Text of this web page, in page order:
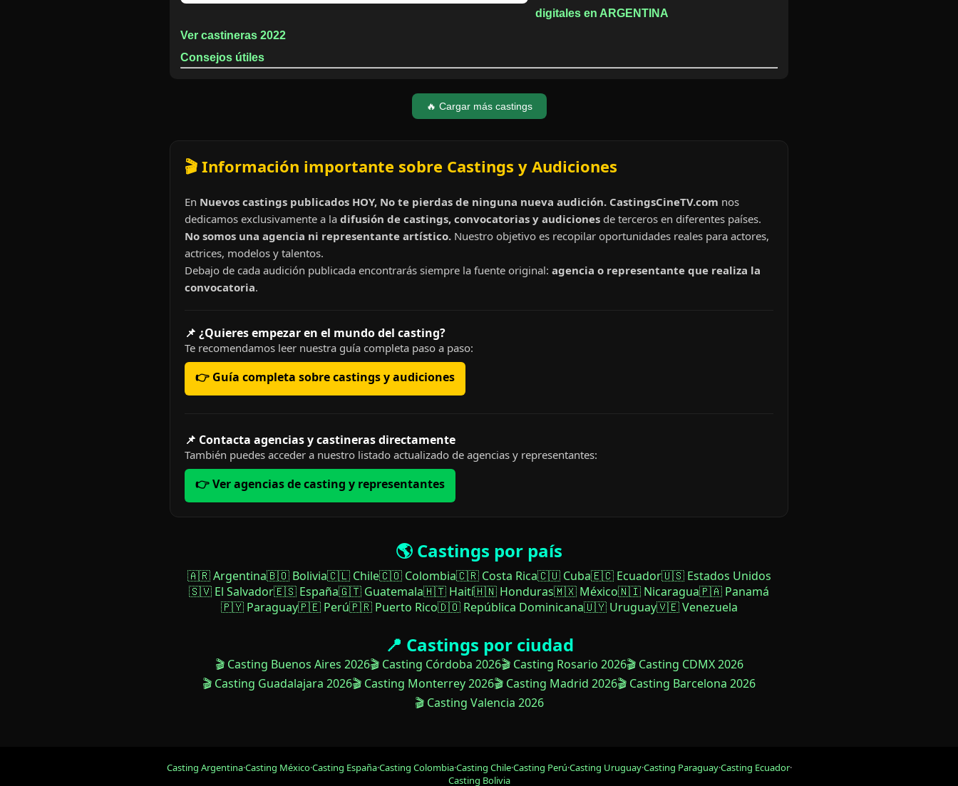
digitales en ARGENTINA
Ver castineras 2022
Consejos útiles
🔥 Cargar más castings
🎬 Información importante sobre Castings y Audiciones
En Nuevos castings publicados HOY, No te pierdas de ninguna nueva audición. CastingsCineTV.com nos
dedicamos exclusivamente a la difusión de castings, convocatorias y audiciones de terceros en diferentes países.
No somos una agencia ni representante artístico. Nuestro objetivo es recopilar oportunidades reales para actores,
actrices, modelos y talentos.
Debajo de cada audición publicada encontrarás siempre la fuente original: agencia o representante que realiza la
convocatoria.
📌 ¿Quieres empezar en el mundo del casting?
Te recomendamos leer nuestra guía completa paso a paso:
👉 Guía completa sobre castings y audiciones
📌 Contacta agencias y castineras directamente
También puedes acceder a nuestro listado actualizado de agencias y representantes:
👉 Ver agencias de casting y representantes
🌎 Castings por país
🇦🇷 Argentina🇧🇴 Bolivia🇨🇱 Chile🇨🇴 Colombia🇨🇷 Costa Rica🇨🇺 Cuba🇪🇨 Ecuador🇺🇸 Estados Unidos
🇸🇻 El Salvador🇪🇸 España🇬🇹 Guatemala🇭🇹 Haití🇭🇳 Honduras🇲🇽 México🇳🇮 Nicaragua🇵🇦 Panamá
🇵🇾 Paraguay🇵🇪 Perú🇵🇷 Puerto Rico🇩🇴 República Dominicana🇺🇾 Uruguay🇻🇪 Venezuela
📍 Castings por ciudad
🎬 Casting Buenos Aires 2026🎬 Casting Córdoba 2026🎬 Casting Rosario 2026🎬 Casting CDMX 2026
🎬 Casting Guadalajara 2026🎬 Casting Monterrey 2026🎬 Casting Madrid 2026🎬 Casting Barcelona 2026
🎬 Casting Valencia 2026
Casting Argentina·Casting México·Casting España·Casting Colombia·Casting Chile·Casting Perú·Casting Uruguay·Casting Paraguay·Casting Ecuador·
Casting Bolivia